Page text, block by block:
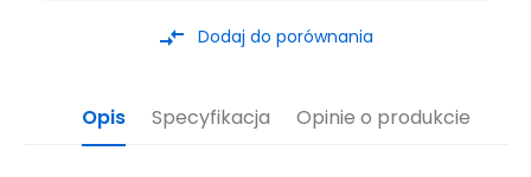
compare_arrows Dodaj do porównania
Opis Specyfikacja Opinie o produkcie